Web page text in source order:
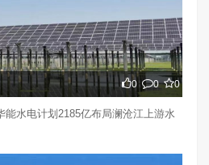
0 0 0
能水电计划2185亿布局澜沧江上游水